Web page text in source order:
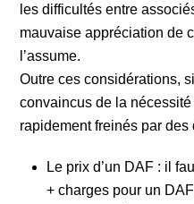
les difficultés entre
mauvaise appréciation de
l’assume.
Outre ces considérations,
convaincus de la
rapidement freinés par
Le prix d’un DAF : il
+ charges pour un